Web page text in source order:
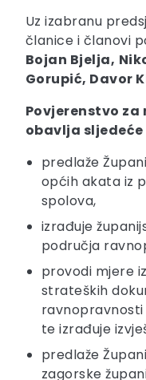
Uz izabranu
članice i članovi
Bojan Bjelja,
Gorupić, Davor
Povjerenstvo
obavlja sljedeće
predlaže
općih akata iz
spolova,
izrađuje
područja
provodi mjere
strateških
ravnopravnosti
te izrađuje
predlaže
zagorske